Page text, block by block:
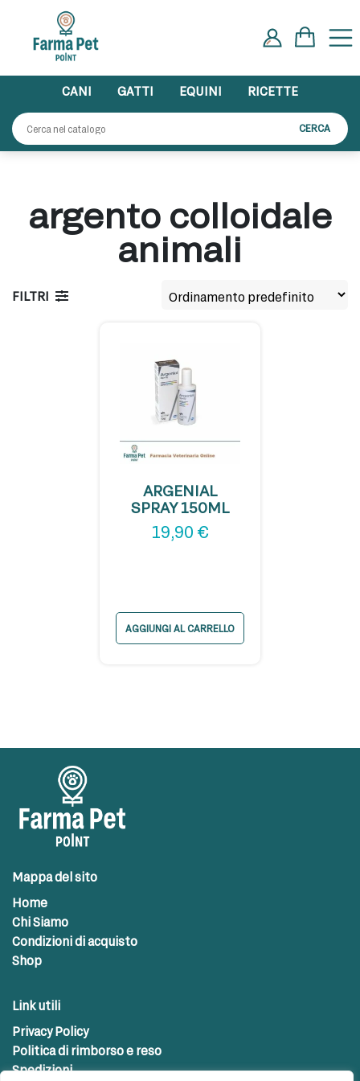
content
CANI GATTI EQUINI
RICETTE
CERCA
argento colloidale
animali
FILTRI
ARGENIAL
SPRAY 150ML
19,90 €
AGGIUNGI AL CARRELLO
Mappa del sito
Home
Chi Siamo
Condizioni di acquisto
Shop
Link utili
Privacy Policy
Politica di rimborso e reso
Spedizioni